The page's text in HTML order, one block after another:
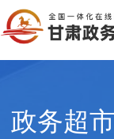
政务超市